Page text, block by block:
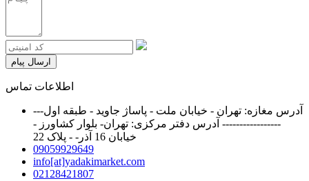
ارسال پیام
اطلاعات تماس
آدرس مغازه: تهران - خیابان ملت - پاساژ جاوید - طبقه اول---
----------------- آدرس دفتر مرکزی: تهران- بلوار کشاورز -
خیابان 16 آذر- - پلاک 22
09059929649
info[at]yadakimarket.com
02128421807